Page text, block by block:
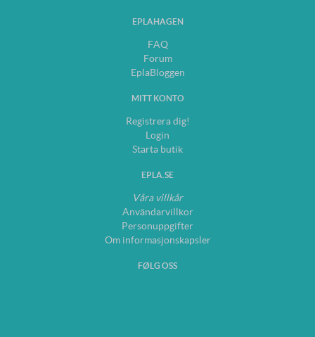
EPLAHAGEN
FAQ
Forum
EplaBloggen
MITT KONTO
Registrera dig!
Login
Starta butik
EPLA.SE
Våra villkår
Användarvillkor
Personuppgifter
Om informasjonskapsler
FØLG OSS